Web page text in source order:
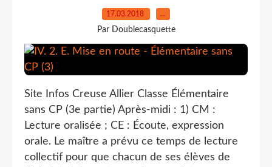
17.03.2018 …
Par Doublecasquette
Site Infos Creuse Allier Classe Élémentaire
sans CP (3e partie) Après-midi : 1) CM :
Lecture oralisée ; CE : Écoute, expression
orale. Le maître a prévu ce temps de lecture
collectif pour que chacun de ses élèves de